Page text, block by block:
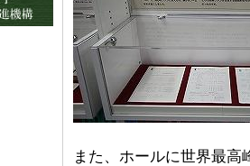
また、ホールに世界最高